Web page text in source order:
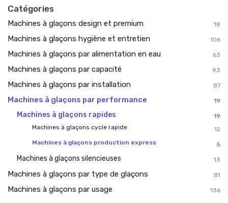
Catégories
Machines à glaçons design et premium 18
Machines à glaçons hygiène et entretien 106
Machines à glaçons par alimentation en eau 63
Machines à glaçons par capacité 93
Machines à glaçons par installation 87
Machines à glaçons par performance 19
Machines à glaçons rapides
19
Machines à glaçons cycle rapide
12
Machines à glaçons production express
5
Machines à glaçons silencieuses 13
Machines à glaçons par type de glaçons 81
Machines à glaçons par usage 136